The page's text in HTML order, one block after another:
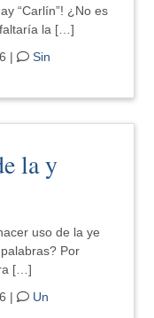
“Carlín”! ¿No es
faltaría la […]
|
Sin
la y
uso de la ye
Por
[…]
|
Un